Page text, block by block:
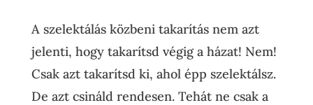
A szelektálás közbeni takarítás nem azt
jelenti, hogy takarítsd végig a házat! Nem!
Csak azt takarítsd ki, ahol épp szelektálsz.
De azt csináld rendesen. Tehát ne csak a